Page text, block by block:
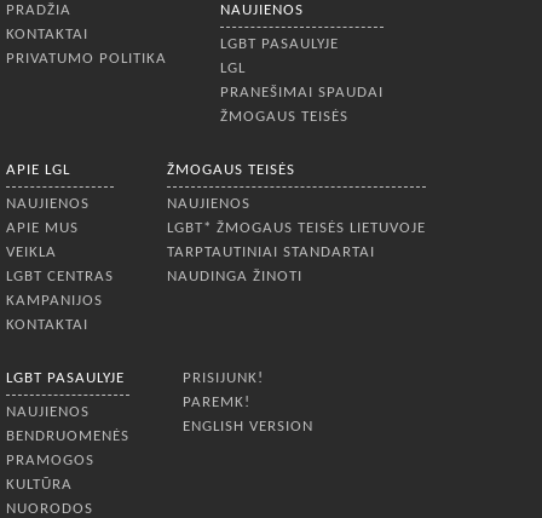
PRADŽIA
KONTAKTAI
PRIVATUMO POLITIKA
NAUJIENOS
LGBT PASAULYJE
LGL
PRANEŠIMAI SPAUDAI
ŽMOGAUS TEISĖS
APIE LGL
NAUJIENOS
APIE MUS
VEIKLA
LGBT CENTRAS
KAMPANIJOS
KONTAKTAI
ŽMOGAUS TEISĖS
NAUJIENOS
LGBT* ŽMOGAUS TEISĖS LIETUVOJE
TARPTAUTINIAI STANDARTAI
NAUDINGA ŽINOTI
LGBT PASAULYJE
NAUJIENOS
BENDRUOMENĖS
PRAMOGOS
KULTŪRA
NUORODOS
PRISIJUNK!
PAREMK!
ENGLISH VERSION